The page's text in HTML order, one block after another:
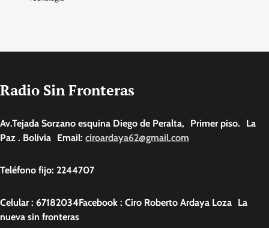
Radio Sin Fronteras
Av.Tejada Sorzano esquina Diego de Peralta, Primer piso. La
Paz . Bolivia Email: ciroardaya62@gmail.com
Teléfono fijo: 2244707
Celular : 67182034Facebook : Ciro Roberto Ardaya Loza La
nueva sin fronteras